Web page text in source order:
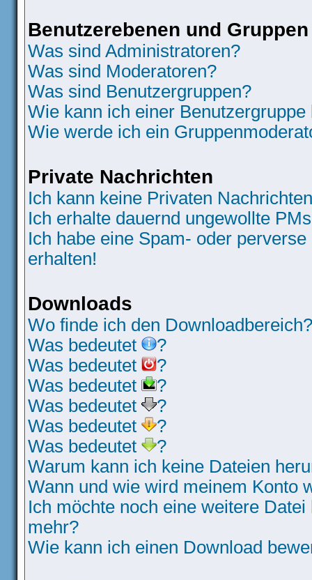
Benutzerebenen und Gruppen
Was sind Administratoren?
Was sind Moderatoren?
Was sind Benutzergruppen?
Wie kann ich einer Benutzergruppe
Wie werde ich ein
Private Nachrichten
Ich kann keine Privaten
Ich erhalte dauernd ungewollte
Ich habe eine Spam- oder
erhalten!
Downloads
Wo finde ich den Downloadbereich?
Was bedeutet
?
Was bedeutet
?
Was bedeutet
?
Was bedeutet
?
Was bedeutet
?
Was bedeutet
?
Warum kann ich keine Dateien
Wann und wie wird meinem Konto
Ich möchte noch eine weitere
mehr?
Wie kann ich einen Download